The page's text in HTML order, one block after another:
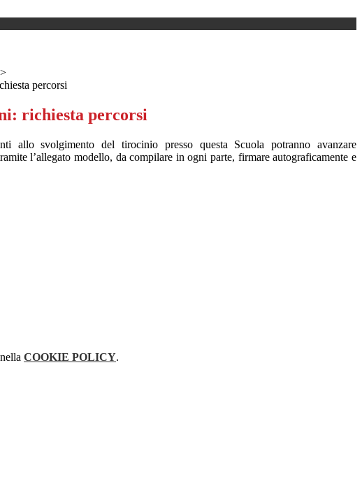
>
percorsi
richiesta percorsi
allo svolgimento del tirocinio presso questa Scuola potranno avanzare
l’allegato modello, da compilare in ogni parte, firmare autograficamente e
COOKIE POLICY.